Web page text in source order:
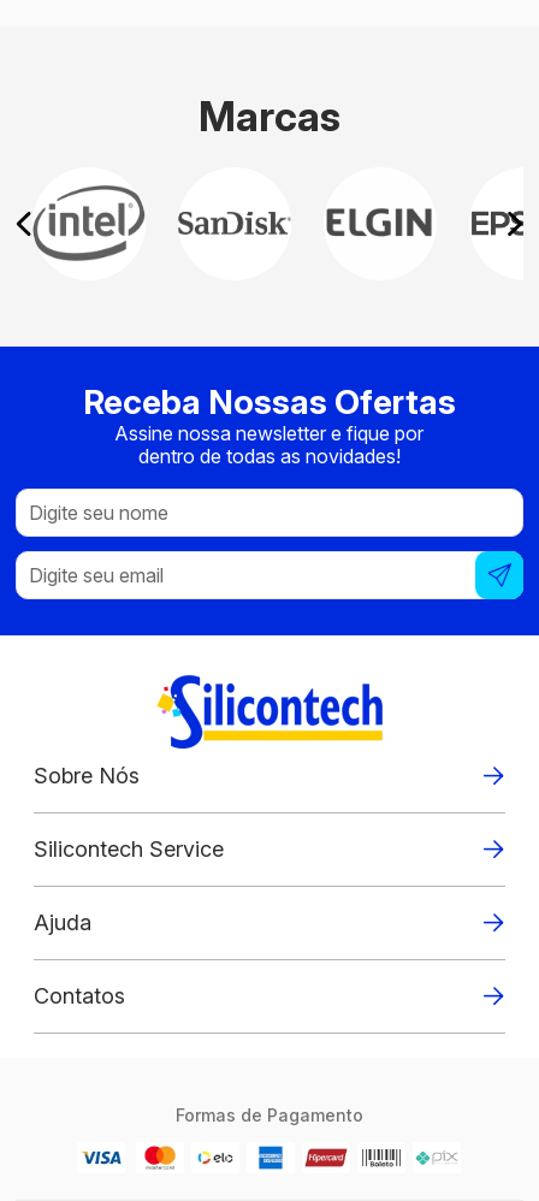
Marcas
Receba Nossas Ofertas
Assine nossa newsletter e fique por
dentro de todas as novidades!
Sobre Nós
Silicontech Service
Ajuda
Contatos
Formas de Pagamento